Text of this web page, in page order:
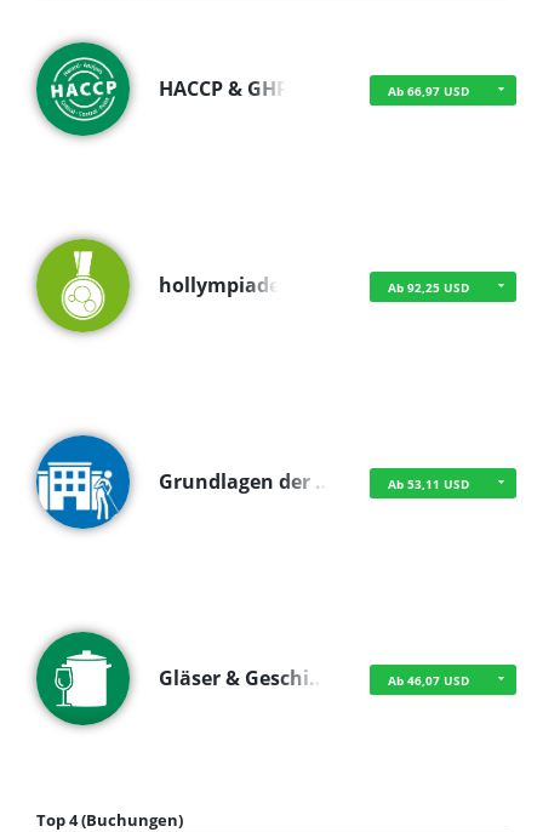
HACCP & GHP Ab 66,97 USD
hollympiade Ab 92,25 USD
Grundlagen der … Ab 53,11 USD
Gläser & Geschi… Ab 46,07 USD
Top 4 (Buchungen)